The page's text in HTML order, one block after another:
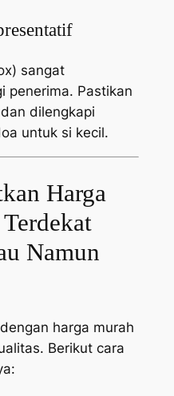
sangat
penerima. Pastikan
dilengkapi
untuk si kecil.
Harga
Namun
harga murah
Berikut cara